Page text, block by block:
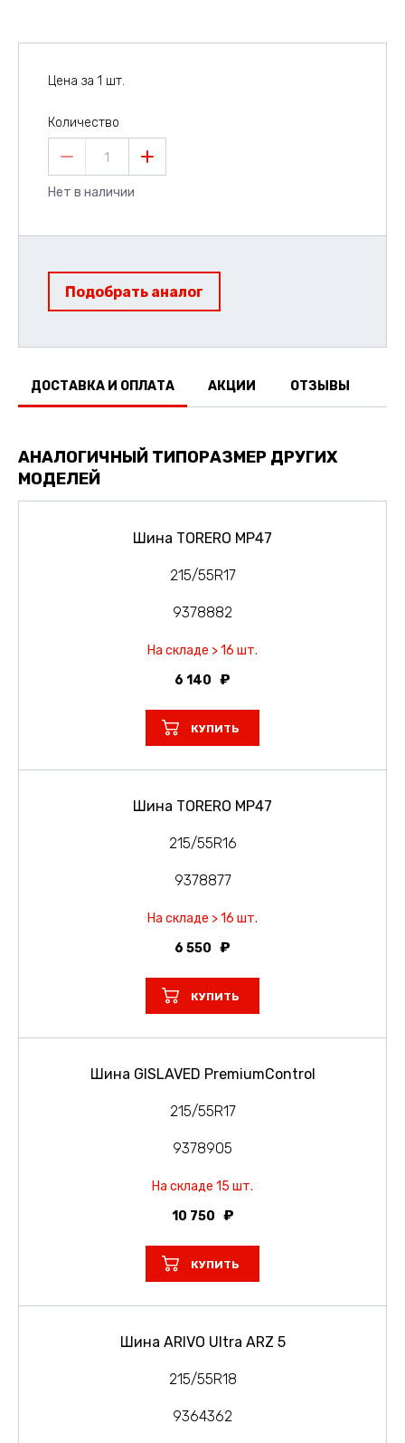
Цена за 1 шт.
Количество
1
Нет в наличии
Подобрать аналог
ДОСТАВКА И ОПЛАТА АКЦИИ ОТЗЫВЫ
АНАЛОГИЧНЫЙ ТИПОРАЗМЕР ДРУГИХ
МОДЕЛЕЙ
Шина TORERO MP47
215/55R17
9378882
На складе > 16 шт.
6 140
КУПИТЬ
Шина TORERO MP47
215/55R16
9378877
На складе > 16 шт.
6 550
КУПИТЬ
Шина GISLAVED PremiumControl
215/55R17
9378905
На складе 15 шт.
10 750
КУПИТЬ
Шина ARIVO Ultra ARZ 5
215/55R18
9364362